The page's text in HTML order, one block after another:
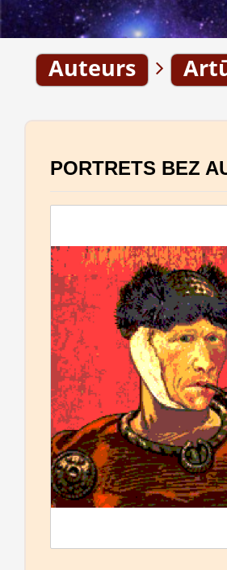
Auteurs
PORTRETS BEZ